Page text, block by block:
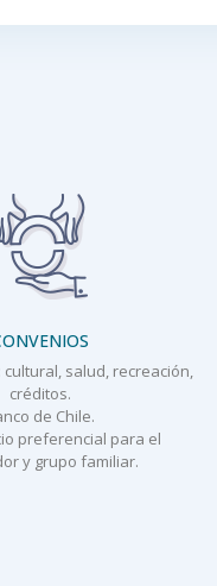
cultural, salud, recreación,
créditos.
de Chile.
preferencial para el
y grupo familiar.